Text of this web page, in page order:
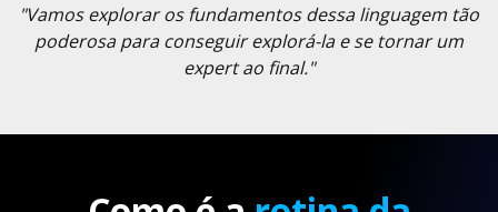
"Vamos explorar os fundamentos dessa linguagem tão
poderosa para conseguir explorá-la e se tornar um
expert ao final."